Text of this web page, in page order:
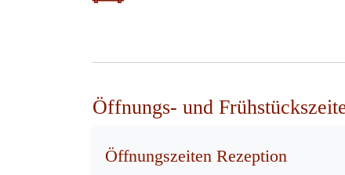
Öffnungs- und
Öffnungszeiten Rezeption